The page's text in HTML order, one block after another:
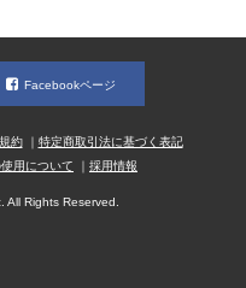
Facebookページ
約
特定商取引法に基づく表記
用について 採用情報
Rights Reserved.